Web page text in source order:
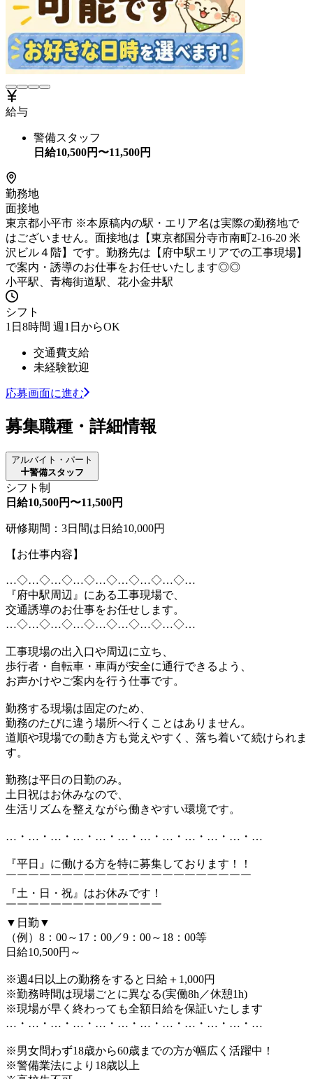
給与
警備スタッフ
日給10,500円〜11,500円
勤務地
面接地
東京都小平市 ※本原稿内の駅・エリア名は実際の勤務地で
はございません。面接地は【東京都国分寺市南町2-16-20 米
沢ビル４階】です。勤務先は【府中駅エリアでの工事現場】
で案内・誘導のお仕事をお任せいたします◎◎
小平駅、青梅街道駅、花小金井駅
シフト
1日8時間 週1日からOK
交通費支給
未経験歓迎
応募画面に進む
募集職種・詳細情報
アルバイト・パート
警備スタッフ
シフト制
日給10,500円〜11,500円
研修期間：3日間は日給10,000円
【お仕事内容】
…◇…◇…◇…◇…◇…◇…◇…◇…
『府中駅周辺』にある工事現場で、
交通誘導のお仕事をお任せします。
…◇…◇…◇…◇…◇…◇…◇…◇…
工事現場の出入口や周辺に立ち、
歩行者・自転車・車両が安全に通行できるよう、
お声かけやご案内を行う仕事です。
勤務する現場は固定のため、
勤務のたびに違う場所へ行くことはありません。
道順や現場での動き方も覚えやすく、落ち着いて続けられま
す。
勤務は平日の日勤のみ。
土日祝はお休みなので、
生活リズムを整えながら働きやすい環境です。
…・…・…・…・…・…・…・…・…・…・…・…
『平日』に働ける方を特に募集しております！！
￣￣￣￣￣￣￣￣￣￣￣￣￣￣￣￣￣￣￣￣￣￣
『土・日・祝』はお休みです！
￣￣￣￣￣￣￣￣￣￣￣￣￣￣
▼日勤▼
（例）8：00～17：00／9：00～18：00等
日給10,500円～
※週4日以上の勤務をすると日給＋1,000円
※勤務時間は現場ごとに異なる(実働8h／休憩1h)
※現場が早く終わっても全額日給を保証いたします
…・…・…・…・…・…・…・…・…・…・…・…
※男女問わず18歳から60歳までの方が幅広く活躍中！
※警備業法により18歳以上